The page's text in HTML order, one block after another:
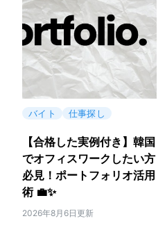
バイト 仕事探し
【合格した実例付き】韓国
でオフィスワークしたい方
必見！ポートフォリオ活用
術 💼✨
2026年8月6日更新